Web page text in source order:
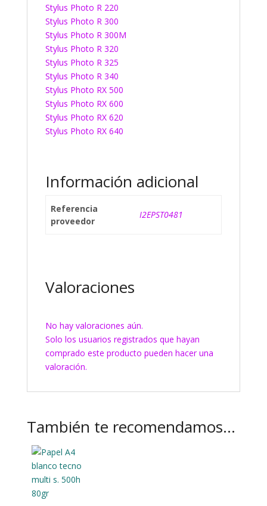
Stylus Photo R 220
Stylus Photo R 300
Stylus Photo R 300M
Stylus Photo R 320
Stylus Photo R 325
Stylus Photo R 340
Stylus Photo RX 500
Stylus Photo RX 600
Stylus Photo RX 620
Stylus Photo RX 640
Información adicional
Referencia
proveedor
I2EPST0481
Valoraciones
No hay valoraciones aún.
Solo los usuarios registrados que hayan
comprado este producto pueden hacer una
valoración.
También te recomendamos…